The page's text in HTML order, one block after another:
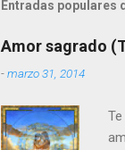
Entradas populares
Amor sagrado
-marzo 31, 2014